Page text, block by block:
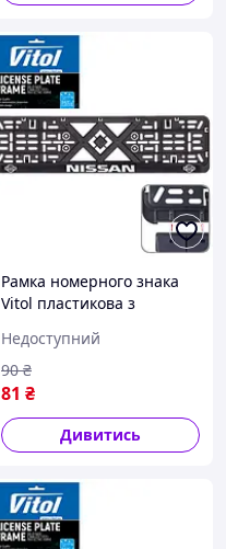
Рамка номерного знака
Vitol пластикова з
NISSAN (чорна)
Недоступний
81 ₴
90 ₴
Дивитись